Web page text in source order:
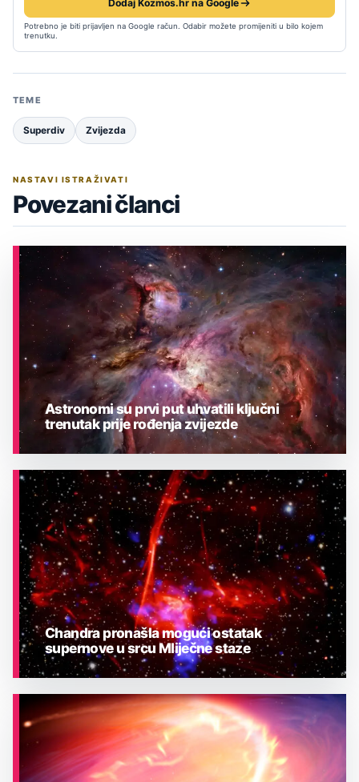
Dodaj Kozmos.hr na Google
Potrebno je biti prijavljen na Google račun. Odabir možete promijeniti u bilo kojem
trenutku.
TEME
Superdiv Zvijezda
NASTAVI ISTRAŽIVATI
Povezani članci
ASTRONOMIJA
Astronomi su prvi put uhvatili ključni
trenutak prije rođenja zvijezde
ASTRONOMIJA
Chandra pronašla mogući ostatak
supernove u srcu Mliječne staze